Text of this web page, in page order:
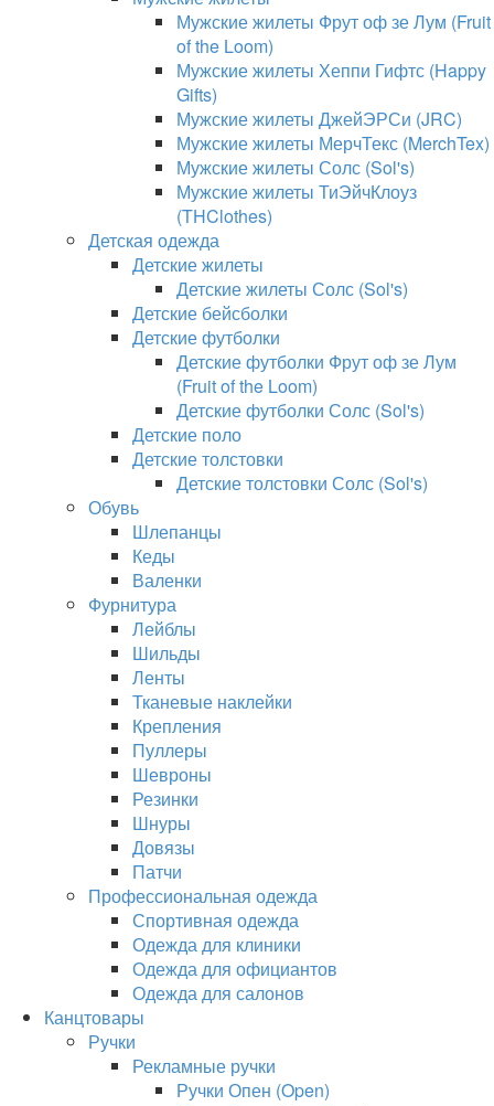
Мужские жилеты Фрут оф зе Лум (Fruit
of the Loom)
Мужские жилеты Хеппи Гифтс (Happy
Gifts)
Мужские жилеты ДжейЭРСи (JRC)
Мужские жилеты МерчТекс (MerchTex)
Мужские жилеты Солс (Sol's)
Мужские жилеты ТиЭйчКлоуз
(THClothes)
Детская одежда
Детские жилеты
Детские жилеты Солс (Sol's)
Детские бейсболки
Детские футболки
Детские футболки Фрут оф зе Лум
(Fruit of the Loom)
Детские футболки Солс (Sol's)
Детские поло
Детские толстовки
Детские толстовки Солс (Sol's)
Обувь
Шлепанцы
Кеды
Валенки
Фурнитура
Лейблы
Шильды
Ленты
Тканевые наклейки
Крепления
Пуллеры
Шевроны
Резинки
Шнуры
Довязы
Патчи
Профессиональная одежда
Спортивная одежда
Одежда для клиники
Одежда для официантов
Одежда для салонов
Канцтовары
Ручки
Рекламные ручки
Ручки Опен (Open)